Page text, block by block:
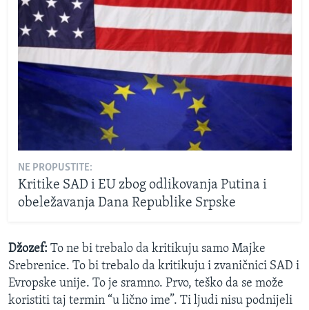
NE PROPUSTITE:
Kritike SAD i EU zbog odlikovanja Putina i
obeležavanja Dana Republike Srpske
Džozef: To ne bi trebalo da kritikuju samo Majke
Srebrenice. To bi trebalo da kritikuju i zvaničnici SAD i
Evropske unije. To je sramno. Prvo, teško da se može
koristiti taj termin “u lično ime”. Ti ljudi nisu podnijeli